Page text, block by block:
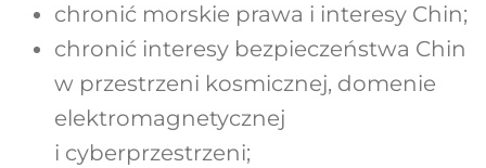
chronić morskie prawa i interesy Chin;
chronić interesy bezpieczeństwa Chin
w przestrzeni kosmicznej, domenie
elektromagnetycznej
i cyberprzestrzeni;